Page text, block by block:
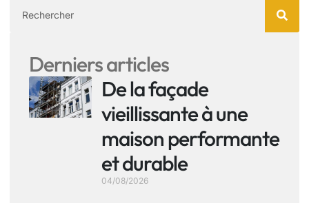
Derniers articles
De la façade
vieillissante à une
maison performante
et durable
04/08/2026